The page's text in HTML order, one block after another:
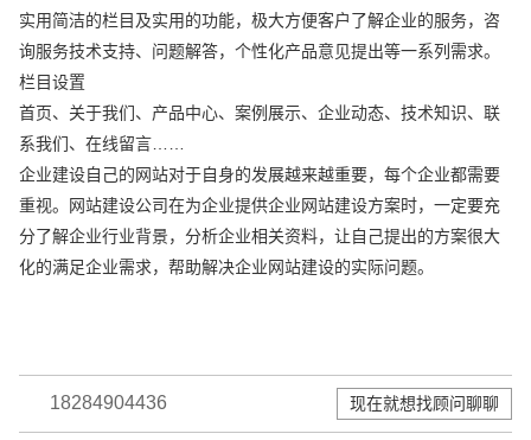
实用简洁的栏目及实用的功能，极大方便客户了解企业的服务，咨
询服务技术支持、问题解答，个性化产品意见提出等一系列需求。
栏目设置
首页、关于我们、产品中心、案例展示、企业动态、技术知识、联
系我们、在线留言……
企业建设自己的网站对于自身的发展越来越重要，每个企业都需要
重视。网站建设公司在为企业提供企业网站建设方案时，一定要充
分了解企业行业背景，分析企业相关资料，让自己提出的方案很大
化的满足企业需求，帮助解决企业网站建设的实际问题。
18284904436 现在就想找顾问聊聊